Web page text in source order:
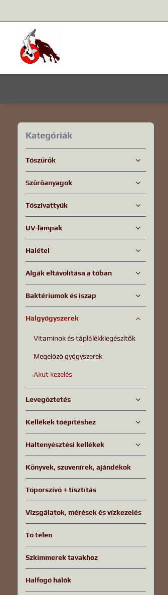
Kategóriák
Tószűrők
Szűrőanyagok
Tószivattyúk
UV-lámpák
Halétel
Algák eltávolítása a tóban
Baktériumok és iszap
Halgyógyszerek
Vitaminok és táplálékkiegészítők
Megelőző gyógyszerek
Akut kezelés
Levegőztetés
Kellékek tóépítéshez
Haltenyésztési kellékek
Könyvek, szuvenírek, ajándékok
Tóporszívó + tisztítás
Vizsgálatok, mérések és vízkezelés
Tó télen
Szkimmerek tavakhoz
Halfogó hálók